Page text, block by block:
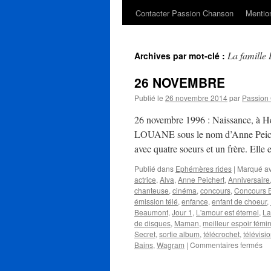
Contacter Passion Chanson
Archives par mot-clé : La famille
26 NOVEMBRE
Publié le 26 novembre 2014par Passion
26 novembre 1996 : Naissance, à
LOUANE sous le nom d’Anne
avec quatre soeurs et un frère.
Publié dans Ephémères rides | Marqué
actrice, Alva, Anne Peichert, Anniversaire,
chanteuse, cinéma, concours, Concours
émission télé, enfance, enfant de choeur,
Beaumont, Jour 1 , L'amour est éternel,
de disques, Maman, meilleur espoir
Secret, sortie album, télécrochet,
Bains, Wagram | Commentaires ferméssur